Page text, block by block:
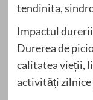
tendinita,
Impactul durerii
Durerea de
calitatea vieții,
activități zilnice